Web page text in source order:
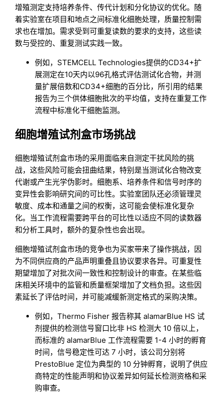
增殖测定支持培养条件、传代计划和分化协议的优化。随
着实验室在项目和地点之间标准化细胞处理，质量控制需
求也在增加。需求受到可重复读数的要求的支持，这些读
数与受控的、重复测试实践一致。
例如，STEMCELL Technologies提供的CD34+扩
展测定在10天内以96孔格式评估测试化合物，并测
量扩展倍数和CD34+细胞的百分比，所引用的结果
报告为三个供体细胞批次的平均值，支持在重复工作
流程中标准化干细胞监测。
细胞增殖试剂盒市场挑战
细胞增殖试剂盒市场的采用面临来自测定干扰风险的挑
战，这些风险可能会扭曲结果，特别是当测试化合物改变
代谢或产生光学伪影时。细胞系、培养条件和信号时序的
变异性会影响研究间的可比性。实验室团队还必须管理灵
敏度、成本和通量之间的权衡，这可能会使标准化复杂
化。当工作流程需要跨平台的可比性以适应不同的读数器
和分析工具时，额外的复杂性也会出现。
细胞增殖试剂盒市场的竞争也为买家带来了操作挑战，因
为不同供应商的产品声明重叠且协议要求各异。可重复性
期望增加了对批次间一致性和控制设计的审查。在某些临
床相关环境中的监管和质量框架增加了文档负担。这些因
素延长了评估时间，并可能减缓新测定格式的采购决策。
例如，Thermo Fisher 报告称其 alamarBlue HS 试
剂提供的检测信号窗口比非 HS 检测大 10 倍以上，
而标准的 alamarBlue 工作流程需要 1-4 小时的孵育
时间，信号稳定性可达 7 小时，该公司分别将
PrestoBlue 定位为典型的 10 分钟孵育，说明了供应
商特定的性能声明和协议差异如何延长检测资格和采
购审查。